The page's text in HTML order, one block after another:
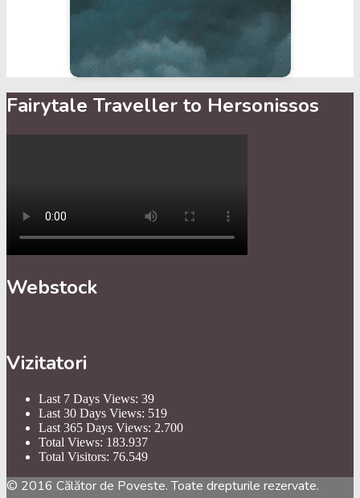
Fairytale Traveller to Hersonissos
Webstock
Vizitatori
Last 7 Days Views: 39
Last 30 Days Views: 519
Last 365 Days Views: 2.700
Total Views: 183.937
Total Visitors: 76.549
© 2016 Călător de Poveste. Toate drepturile rezervate.